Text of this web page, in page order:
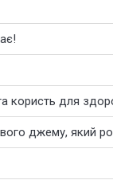
користь для
джему, який